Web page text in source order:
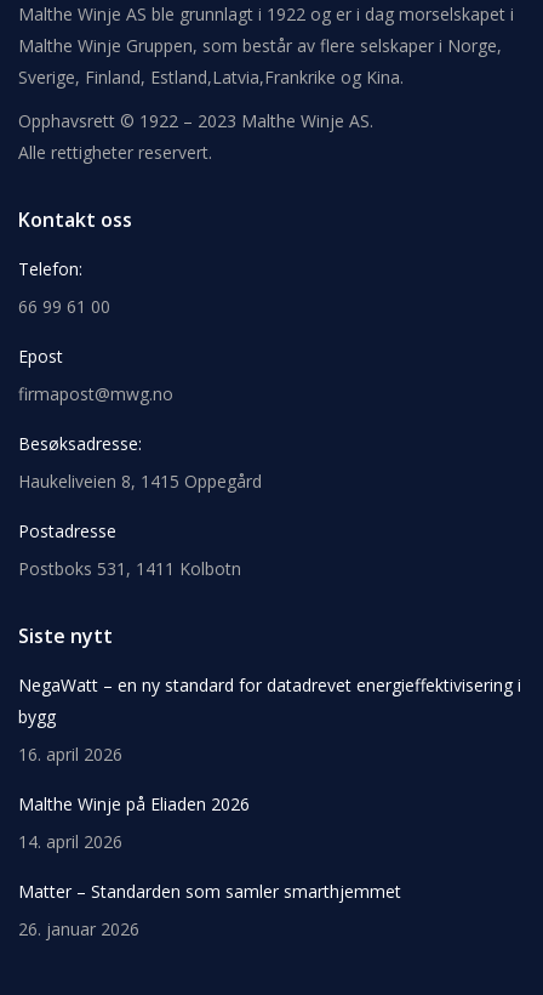
Malthe Winje AS ble grunnlagt i 1922 og er i dag morselskapet i
Malthe Winje Gruppen, som består av flere selskaper i Norge,
Sverige, Finland, Estland,Latvia,Frankrike og Kina.
Opphavsrett © 1922 – 2023 Malthe Winje AS.
Alle rettigheter reservert.
Kontakt oss
Telefon:
66 99 61 00
Epost
firmapost@mwg.no
Besøksadresse:
Haukeliveien 8, 1415 Oppegård
Postadresse
Postboks 531, 1411 Kolbotn
Siste nytt
NegaWatt – en ny standard for datadrevet energieffektivisering i
bygg
16. april 2026
Malthe Winje på Eliaden 2026
14. april 2026
Matter – Standarden som samler smarthjemmet
26. januar 2026